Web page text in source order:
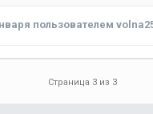
пользователем
Страница 3 из 3